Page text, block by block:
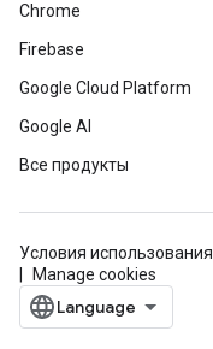
Chrome
Firebase
Google Cloud Platform
Google AI
Все продукты
Условия использования
Manage cookies